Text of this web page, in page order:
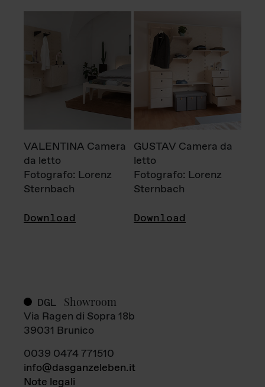
VALENTINA Camera
da letto
Fotografo: Lorenz
Sternbach
Download
GUSTAV Camera da
letto
Fotografo: Lorenz
Sternbach
Download
DGL Showroom
Via Ragen di Sopra 18b
39031 Brunico
0039 0474 771510
info@dasganzeleben.it
Note legali